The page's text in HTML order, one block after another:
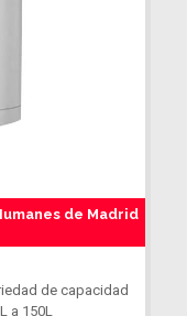
de Madrid
de capacidad
a 150L